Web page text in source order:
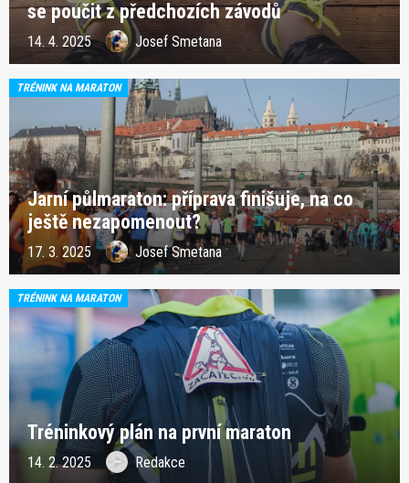
se poučit z předchozích závodů
14. 4. 2025 Josef Smetana
TRÉNINK NA MARATON
Jarní půlmaraton: příprava finišuje, na co
ještě nezapomenout?
17. 3. 2025 Josef Smetana
TRÉNINK NA MARATON
Tréninkový plán na první maraton
14. 2. 2025 Redakce